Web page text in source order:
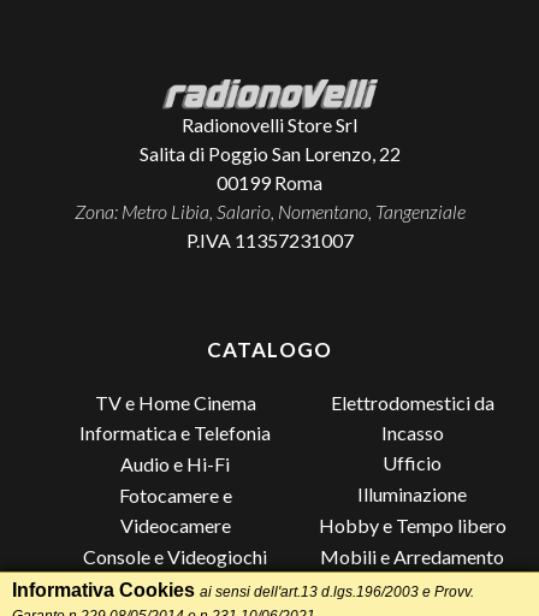
Radionovelli Store Srl
Salita di Poggio San Lorenzo, 22
00199 Roma
Zona: Metro Libia, Salario, Nomentano, Tangenziale
P.IVA 11357231007
CATALOGO
TV e Home Cinema
Informatica e Telefonia
Audio e Hi-Fi
Fotocamere e
Videocamere
Console e Videogiochi
Piccoli Elettrodomestici
Elettrodomestici da
Incasso
Ufficio
Illuminazione
Hobby e Tempo libero
Mobili e Arredamento
Lista di Nozze
Informativa Cookies ai sensi dell'art.13 d.lgs.196/2003 e Provv.